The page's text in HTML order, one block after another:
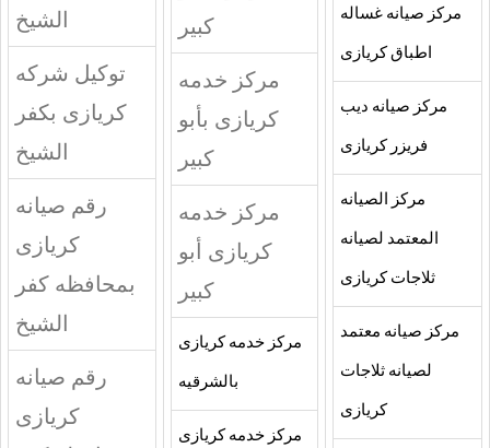
مركز صيانه غساله
اطباق كريازى
مركز صيانه ديب
فريزر كريازى
مركز الصيانه
المعتمد لصيانه
ثلاجات كريازى
مركز صيانه معتمد
لصيانه ثلاجات
كريازى
كبير
مركز خدمه
كريازى بأبو
كبير
مركز خدمه
كريازى أبو
كبير
مركز خدمه كريازى
بالشرقيه
مركز خدمه كريازى
الشيخ
توكيل شركه
كريازى بكفر
الشيخ
رقم صيانه
كريازى
بمحافظه كفر
الشيخ
رقم صيانه
كريازى